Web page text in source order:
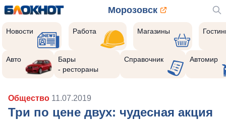
Морозовск
Новости Работа Магазины
Авто
Бары
- рестораны
Справочник Автомир
Общество 11.07.2019
Три по цене двух: чудесная акция